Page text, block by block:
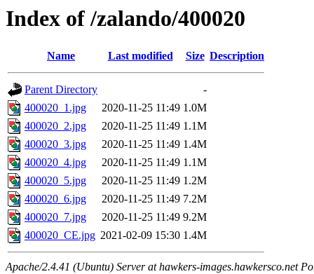
Index of /zalando/400020
Name Last modified Size Description
Parent Directory
-
400020_1.jpg
2020-11-25 11:49 1.0M
400020_2.jpg
2020-11-25 11:49 1.1M
400020_3.jpg
2020-11-25 11:49 1.4M
400020_4.jpg
2020-11-25 11:49 1.1M
400020_5.jpg
2020-11-25 11:49 1.2M
400020_6.jpg
2020-11-25 11:49 7.2M
400020_7.jpg
2020-11-25 11:49 9.2M
400020_CE.jpg 2021-02-09 15:30 1.4M
Apache/2.4.41 (Ubuntu) Server at hawkers-images.hawkersco.net